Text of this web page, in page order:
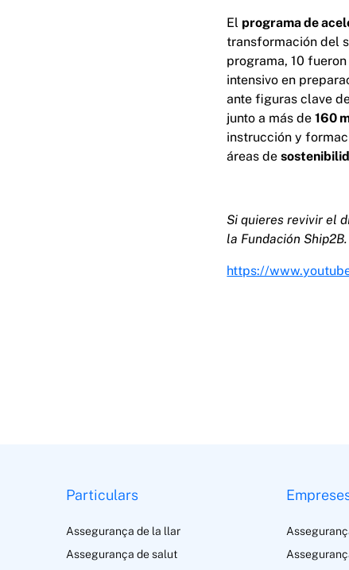
El programa de
transformación del
programa, 10
intensivo en
ante figuras clave
junto a más de160
instrucción y
áreas de
Si quieres revivir el
la Fundación Ship2B.
https://
Particulars
Assegurança de la llar
Assegurança de salut